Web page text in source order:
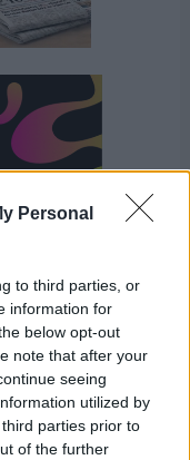
Personal
to third parties, or
information for
below opt-out
note that after your
seeing
utilized by
parties prior to
of the further